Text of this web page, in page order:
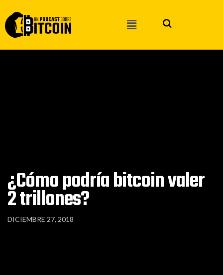
¿Cómo podría bitcoin valer
2 trillones?
DICIEMBRE 27, 2018